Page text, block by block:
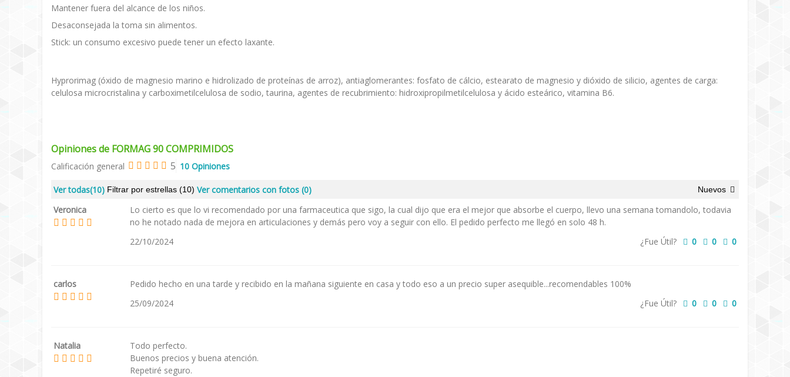
Mantener fuera del alcance de los niños.
Desaconsejada la toma sin alimentos.
Stick: un consumo excesivo puede tener un efecto laxante.
Hyprorimag (óxido de magnesio marino e hidrolizado de proteínas de arroz), antiaglomerantes: fosfato de cálcio, estearato de magnesio y dióxido de silicio, agentes de carga:
celulosa microcristalina y carboximetilcelulosa de sodio, taurina, agentes de recubrimiento: hidroxipropilmetilcelulosa y ácido esteárico, vitamina B6.
Opiniones de FORMAG 90 COMPRIMIDOS
Calificación general 5 10 Opiniones
Ver todas(10) Filtrar por estrellas (10) Ver comentarios con fotos (0) Nuevos
Veronica
Lo cierto es que lo vi recomendado por una farmaceutica que sigo, la cual dijo que era el mejor que absorbe el cuerpo, llevo una semana tomandolo, todavia
no he notado nada de mejora en articulaciones y demás pero voy a seguir con ello. El pedido perfecto me llegó en solo 48 h.
22/10/2024
¿Fue Útil? 0 0 0
carlos
Pedido hecho en una tarde y recibido en la mañana siguiente en casa y todo eso a un precio super asequible...recomendables 100%
25/09/2024
¿Fue Útil? 0 0 0
Natalia
Todo perfecto.
Buenos precios y buena atención.
Repetiré seguro.